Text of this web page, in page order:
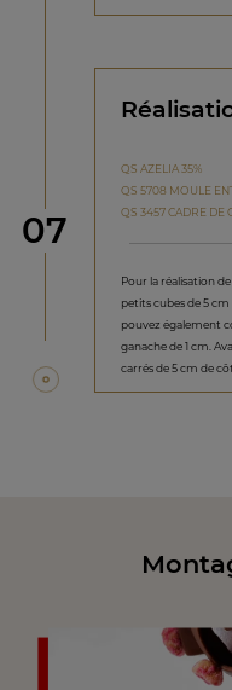
étape
07
QS AZELIA 35%
QS 5708 MOULE
QS 3457 CADRE DE
Pour la réalisation
petits cubes de 5
pouvez également
ganache de 1 cm.
carrés de 5 cm de